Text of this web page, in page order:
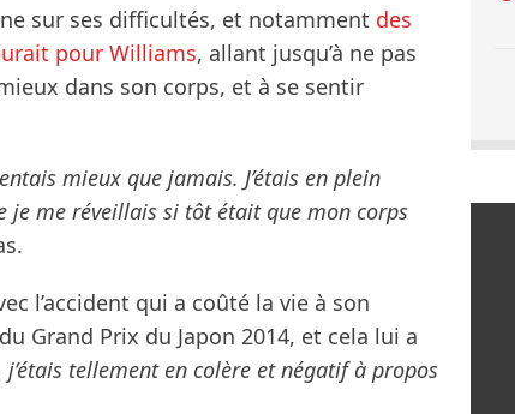
sur ses difficultés, et notamment des
pour Williams, allant jusqu’à ne pas
dans son corps, et à se sentir
mieux que jamais. J’étais en plein
me réveillais si tôt était que mon corps
l’accident qui a coûté la vie à son
Grand Prix du Japon 2014, et cela lui a
tellement en colère et négatif à propos